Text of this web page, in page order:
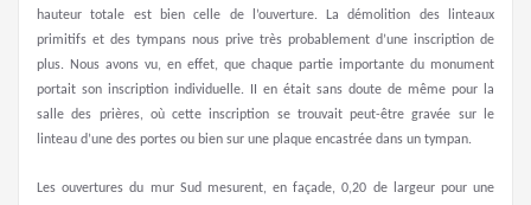
hauteur totale est bien celle de l’ouverture. La démolition des linteaux
primitifs et des tympans nous prive très probablement d’une inscription de
plus. Nous avons vu, en effet, que chaque partie importante du monument
portait son inscription individuelle. II en était sans doute de même pour la
salle des prières, où cette inscription se trouvait peut-être gravée sur le
linteau d’une des portes ou bien sur une plaque encastrée dans un tympan.
Les ouvertures du mur Sud mesurent, en façade, 0,20 de largeur pour une